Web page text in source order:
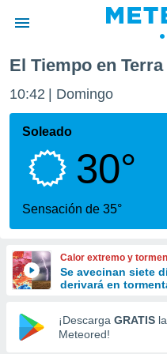
de
por
que se
calidad.
a este
las
y
forma
digital
basada
El Tiempo en Terra
10:42 Domingo
Soleado
30°
Sensación de 35°
Calor extremo y
Se avecinan siete
derivará en
¡Descarga GRATIS
Meteored!